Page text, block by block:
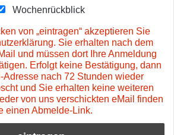
Wochenrückblick
von „eintragen“ akzeptieren Sie
Sie erhalten nach dem
und müssen dort Ihre Anmeldung
Erfolgt keine Bestätigung, dann
Adresse nach 72 Stunden wieder
und Sie erhalten keine weiteren
von uns verschickten eMail finden
einen Abmelde-Link.